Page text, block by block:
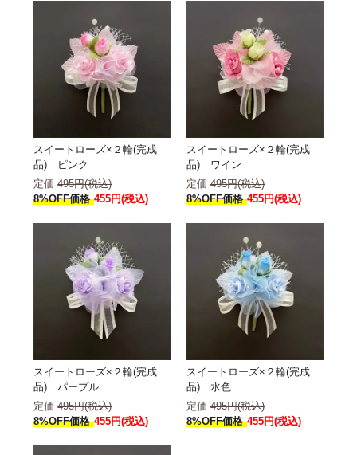
スイートローズ×２輪(完成
品) ピンク
定価495円(税込)
8%OFF価格 455円(税込)
スイートローズ×２輪(完成
品) ワイン
定価 495円(税込)
8%OFF価格 455円(税込)
スイートローズ×２輪(完成
品) パープル
定価495円(税込)
8%OFF価格 455円(税込)
スイートローズ×２輪(完成
品) 水色
定価 495円(税込)
8%OFF価格 455円(税込)